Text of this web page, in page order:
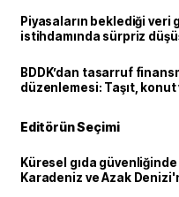
Piyasaların beklediği veri
istihdamında sürpriz
BDDK’dan tasarruf
düzenlemesi: Taşıt, konut
Editörün Seçimi
Küresel gıda
Karadeniz ve Azak